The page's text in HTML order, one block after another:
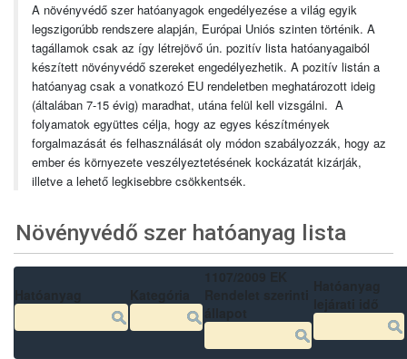
A növényvédő szer hatóanyagok engedélyezése a világ egyik
legszigorúbb rendszere alapján, Európai Uniós szinten történik. A
tagállamok csak az így létrejövő ún. pozitív lista hatóanyagaiból
készített növényvédő szereket engedélyezhetik. A pozitív listán a
hatóanyag csak a vonatkozó EU rendeletben meghatározott ideig
(általában 7-15 évig) maradhat, utána felül kell vizsgálni. A
folyamatok együttes célja, hogy az egyes készítmények
forgalmazását és felhasználását oly módon szabályozzák, hogy az
ember és környezete veszélyeztetésének kockázatát kizárják,
illetve a lehető legkisebbre csökkentsék.
Növényvédő szer hatóanyag lista